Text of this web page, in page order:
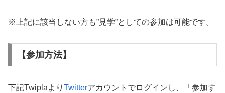
※上記に該当しない方も”見学”としての参加は可能です。
【参加方法】
下記Twiplaより Twitterアカウントでログインし、「参加す